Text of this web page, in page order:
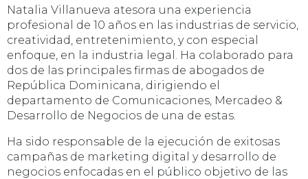
Natalia Villanueva atesora una experiencia
profesional de 10 años en las industrias de servicio,
creatividad, entretenimiento, y con especial
enfoque, en la industria legal. Ha colaborado para
dos de las principales firmas de abogados de
República Dominicana, dirigiendo el
departamento de Comunicaciones, Mercadeo &
Desarrollo de Negocios de una de estas.
Ha sido responsable de la ejecución de exitosas
campañas de marketing digital y desarrollo de
negocios enfocadas en el público objetivo de las